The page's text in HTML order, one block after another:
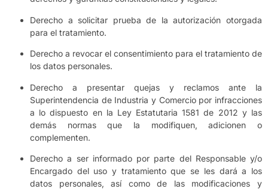
Derecho a solicitar prueba de la autorización otorgada
para el tratamiento.
Derecho a revocar el consentimiento para el tratamiento de
los datos personales.
Derecho a presentar quejas y reclamos ante la
Superintendencia de Industria y Comercio por infracciones
a lo dispuesto en la Ley Estatutaria 1581 de 2012 y las
demás normas que la modifiquen, adicionen o
complementen.
Derecho a ser informado por parte del Responsable y/o
Encargado del uso y tratamiento que se les dará a los
datos personales, así como de las modificaciones y